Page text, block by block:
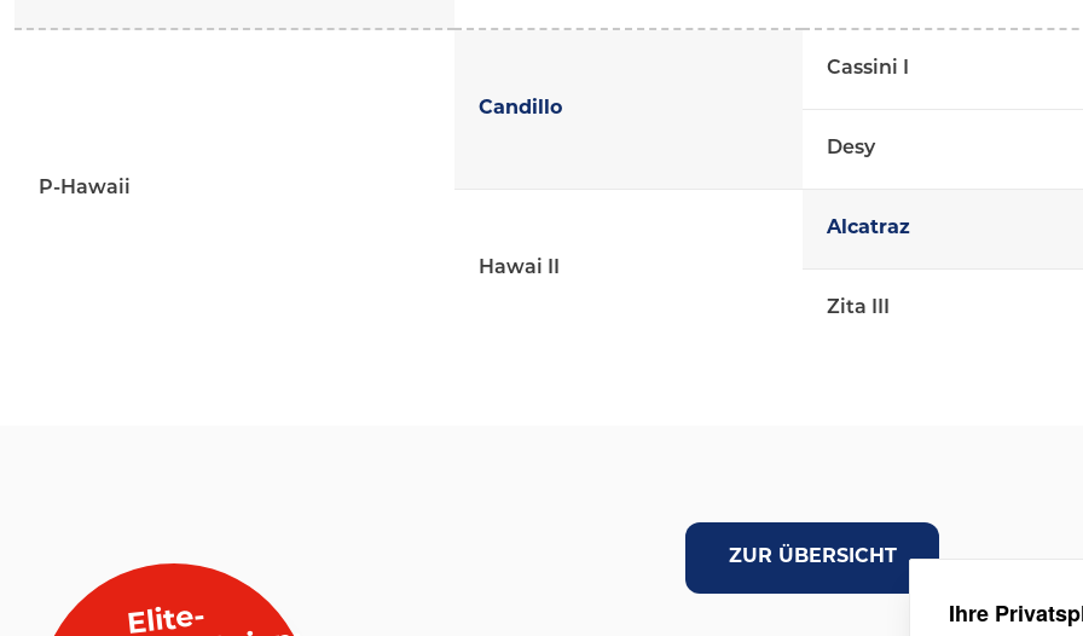
P-Hawaii
Candillo
Hawai II
Cassini I
Desy
Alcatraz
Zita III
ZUR ÜBERSICHT
Elite-
Jetzt zu Ihre